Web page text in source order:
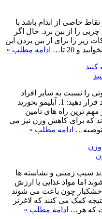
خاصی از اندام باشد با
را از بین برد. حال اگر
زیر را برای از بین بردن این
و 20 تا…
ادامه مطلب »
را نسبت به سایر افراد
تجربه کنید این مطالب را مدنظر خود قرار دهید: 1. آبلیمو بخورید
ترین راه های تامین
که برای کاهش وزن نیز می
توصیه… ادامه مطلب »
سیب زمینی و نشاسته ها
اما مواد غذایی با ارزش
چون باعث می شوند
کمک می کنند که لاغرتر
که هر… ادامه مطلب »